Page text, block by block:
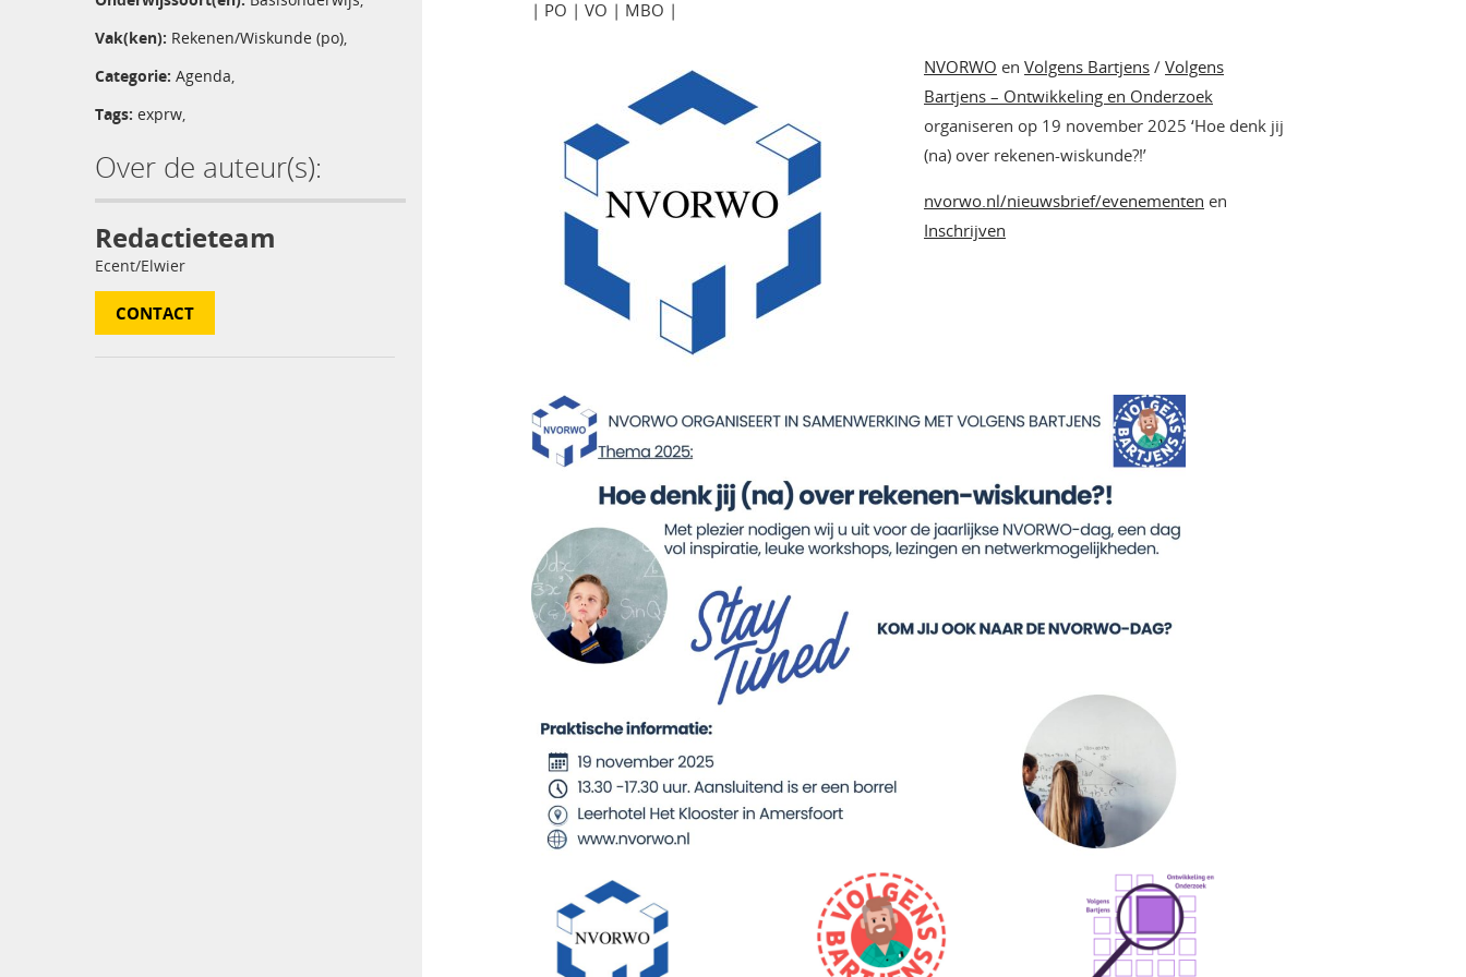
Vak(ken): Rekenen/Wiskunde (po),
Categorie: Agenda,
Tags: exprw,
Over de auteur(s):
Redactieteam
Ecent/Elwier
CONTACT
| PO | VO | MBO |
NVORWO en Volgens Bartjens / Volgens
Bartjens – Ontwikkeling en Onderzoek
organiseren op 19 november 2025 ‘Hoe denk jij
(na) over rekenen-wiskunde?!’
nvorwo.nl/nieuwsbrief/evenementen en
Inschrijven